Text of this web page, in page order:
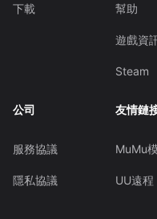
下載 幫助
遊戲資
Steam
公司
服務協議
隱私協議
友情鏈
MuMu
UU遠程